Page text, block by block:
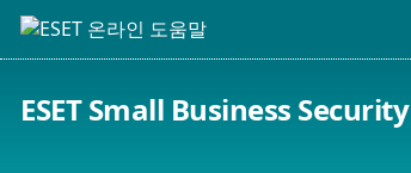
ESET Small Business Security